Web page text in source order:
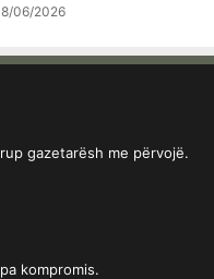
06/2026
gazetarësh me përvojë.
kompromis.